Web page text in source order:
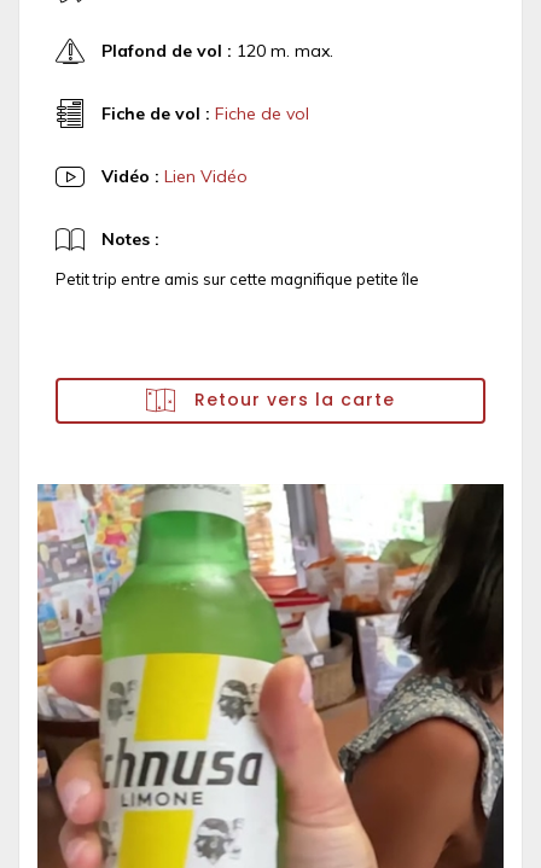
Plafond de vol : 120 m. max.
Fiche de vol : Fiche de vol
Vidéo : Lien Vidéo
Notes :
Petit trip entre amis sur cette magnifique petite île
Retour vers la carte